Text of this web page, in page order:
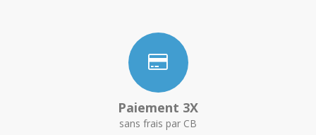
Paiement 3X
sans frais par CB